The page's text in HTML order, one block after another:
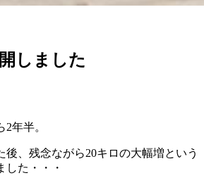
しました
年半。
後、残念ながら20キロの大幅増という
した・・・